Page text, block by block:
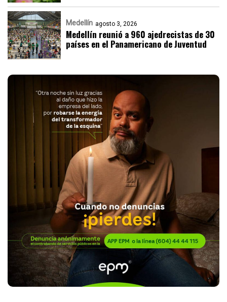
Medellín agosto 3, 2026
Medellín reunió a 960 ajedrecistas de 30
países en el Panamericano de Juventud